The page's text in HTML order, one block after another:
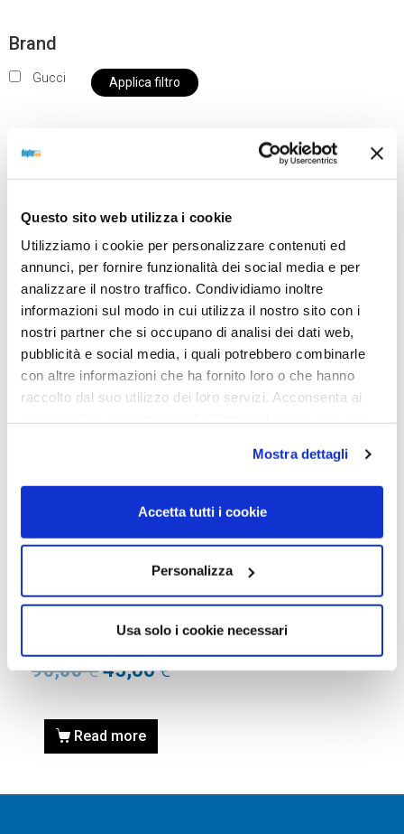
Questo sito web utilizza i cookie
Utilizziamo i cookie per personalizzare contenuti ed
annunci, per fornire funzionalità dei social media e per
analizzare il nostro traffico. Condividiamo inoltre
informazioni sul modo in cui utilizza il nostro sito con i
nostri partner che si occupano di analisi dei dati web,
pubblicità e social media, i quali potrebbero combinarle
con altre informazioni che ha fornito loro o che hanno
raccolto dal suo utilizzo dei loro servizi. Acconsenta ai
Mostra dettagli
Accetta tutti i cookie
Personalizza
Usa solo i cookie necessari
Brand
Gucci Applica filtro
nostro negozio non saranno disponibili per la
da OTTICA DIOPTER
Showing the single result
ASTE DI RICAMBIO GUCCI
GG0003S-002 NERO /
BLACK – lunghezza 145 mm
90,00€ 45,00€
Read more